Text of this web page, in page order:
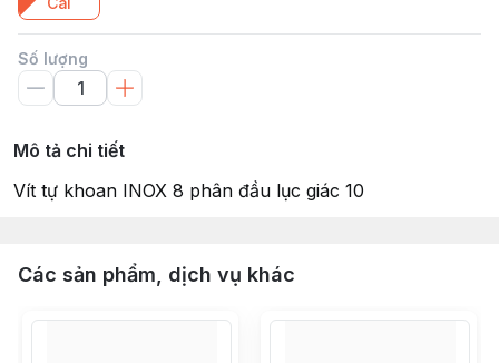
Số lượng
Mô tả chi tiết
Vít tự khoan INOX 8 phân đầu lục giác 10
Các sản phẩm, dịch vụ khác